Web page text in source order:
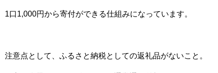
1口1,000円から寄付ができる仕組みになっています。
注意点として、ふるさと納税としての返礼品がないこと。